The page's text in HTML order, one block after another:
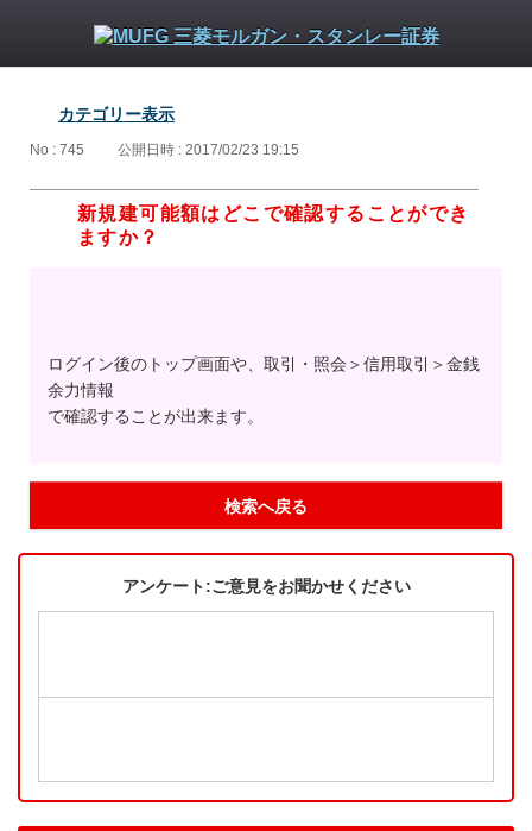
カテゴリー表示
No : 745 公開日時 : 2017/02/23 19:15
新規建可能額はどこで確認することができ
ますか？
ログイン後のトップ画面や、取引・照会＞信用取引＞金銭
余力情報
で確認することが出来ます。
検索へ戻る
アンケート:ご意見をお聞かせください